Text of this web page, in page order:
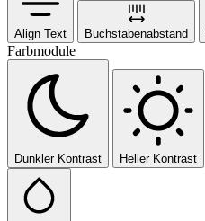
Align Text Buchstabenabstand
Farbmodule
Dunkler Kontrast Heller Kontrast